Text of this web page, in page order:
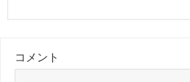
コメント